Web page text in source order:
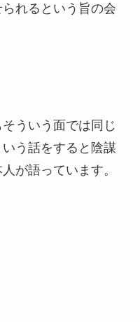
れるという旨の会
ういう面では同じ
う話をすると陰謀
が語っています。